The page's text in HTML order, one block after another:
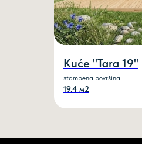
Kuće "Таrа 19"
stambena površina
19.4 м2